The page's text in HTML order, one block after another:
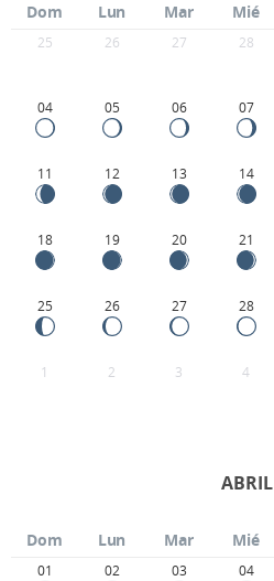
Dom Lun Mar Mié
25 26 27 28
04 05 06 07
11 12 13 14
18 19 20 21
25 26 27 28
1 2 3 4
ABRIL
Dom Lun Mar Mié
01 02 03 04